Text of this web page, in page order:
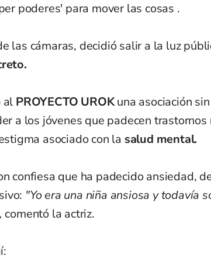
poderes' para mover las cosas .
las cámaras, decidió salir a la luz
al PROYECTO UROKuna asociación
a los jóvenes que padecen
asociado con la salud mental.
confiesa que ha padecido ansiedad,
"Yo era una niña ansiosa y todavía
comentó la actriz.